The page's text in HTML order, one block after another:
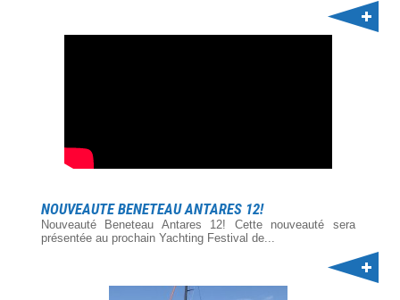
NOUVEAUTE BENETEAU ANTARES 12!
Nouveauté Beneteau Antares 12! Cette nouveauté sera
présentée au prochain Yachting Festival de...